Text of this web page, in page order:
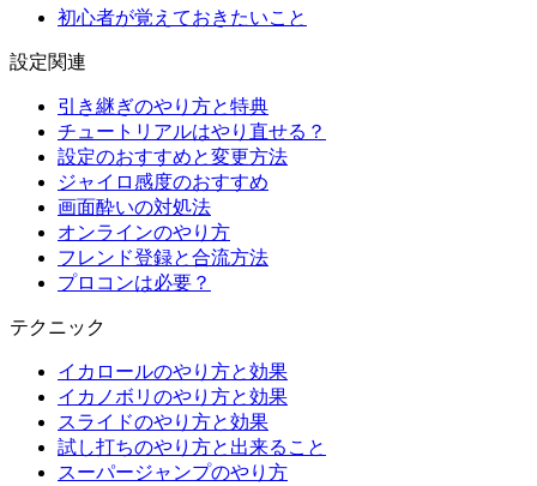
初心者が覚えておきたいこと
設定関連
引き継ぎのやり方と特典
チュートリアルはやり直せる？
設定のおすすめと変更方法
ジャイロ感度のおすすめ
画面酔いの対処法
オンラインのやり方
フレンド登録と合流方法
プロコンは必要？
テクニック
イカロールのやり方と効果
イカノボリのやり方と効果
スライドのやり方と効果
試し打ちのやり方と出来ること
スーパージャンプのやり方